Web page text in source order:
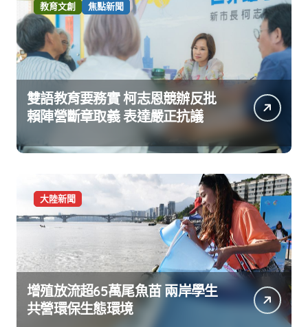
教育文創 焦點新聞
雙語教育要務實 柯志恩競辦反批
賴陣營斷章取義 表達嚴正抗議
大陸新聞
增殖放流超65萬尾魚苗 兩岸學生
共營環保生態環境